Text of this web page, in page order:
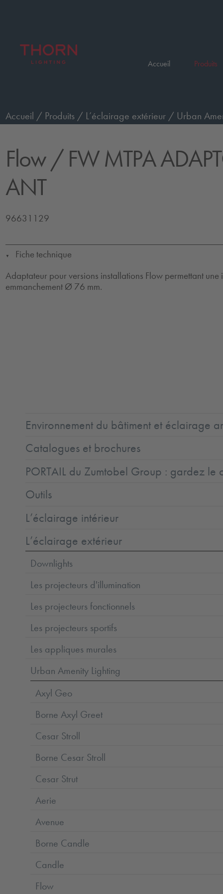
Accueil Produits
Accueil / Produits / L’éclairage extérieur / Urban
Flow/ FW MTPA
ANT
96631129
▼
Fiche technique
Adaptateur pour versions installations Flow permettant une
emmanchement Ø 76 mm.
Environnement du bâtiment et éclairage
Catalogues et brochures
PORTAIL du Zumtobel Group : gardez le
Outils
L’éclairage intérieur
L’éclairage extérieur
Downlights
Les projecteurs d'illumination
Les projecteurs fonctionnels
Les projecteurs sportifs
Les appliques murales
Urban Amenity Lighting
Axyl Geo
Borne Axyl Greet
Cesar Stroll
Borne Cesar Stroll
Cesar Strut
Aerie
Avenue
Borne Candle
Candle
Flow